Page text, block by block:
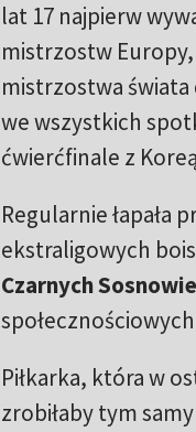
lat 17 najpierw
mistrzostw Europy,
mistrzostwa świata
we wszystkich
ćwierćfinale z
Regularnie łapała
ekstraligowych
Czarnych
Piłkarka, która w
zrobiłaby tym